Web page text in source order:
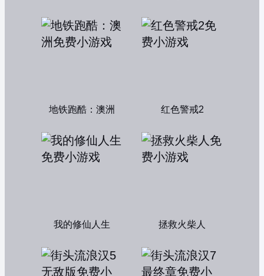
地铁跑酷：澳洲 红色警戒2
我的修仙人生 拯救火柴人